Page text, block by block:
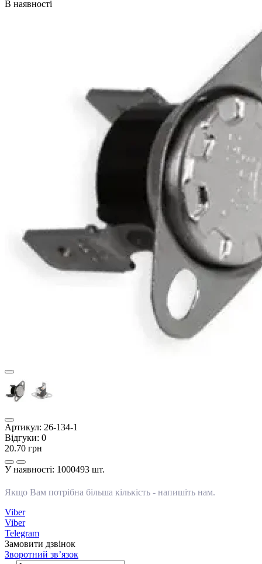
В наявності
Артикул: 26-134-1
Відгуки: 0
20.70 грн
У наявності: 1000493 шт.
Якщо Вам потрібна більша кількість - напишіть нам.
Viber
Viber
Telegram
Замовити дзвінок
Зворотний зв’язок